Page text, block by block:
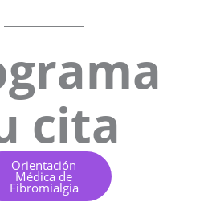
cita
Orientación
Médica de
Fibromialgia